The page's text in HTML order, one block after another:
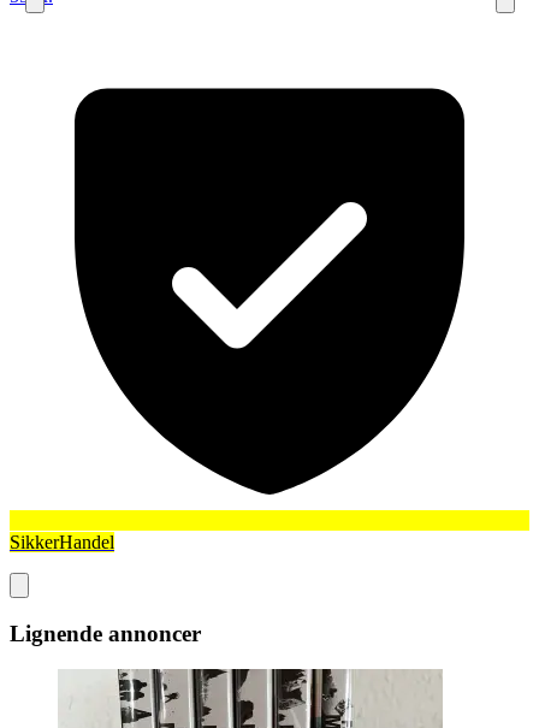
SikkerHandel
Lignende annoncer